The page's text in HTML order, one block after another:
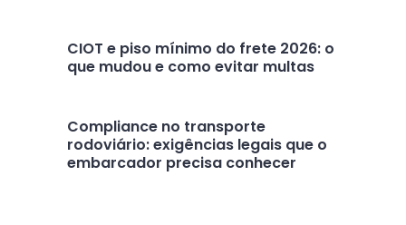
CIOT e piso mínimo do frete 2026: o
que mudou e como evitar multas
Compliance no transporte
rodoviário: exigências legais que o
embarcador precisa conhecer